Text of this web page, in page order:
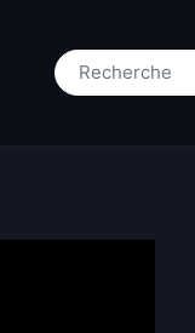
Search for: